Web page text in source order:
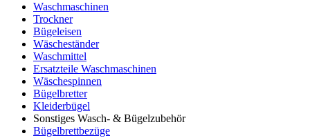
Waschmaschinen
Trockner
Bügeleisen
Wäscheständer
Waschmittel
Ersatzteile Waschmaschinen
Wäschespinnen
Bügelbretter
Kleiderbügel
Sonstiges Wasch- & Bügelzubehör
Bügelbrettbezüge